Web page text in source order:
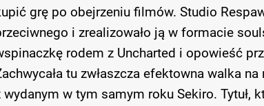
grę po obejrzeniu filmów. Studio
i zrealizowało ją w formacie
rodem z Uncharted i opowieść
tu zwłaszcza efektowna walka
wydanym w tym samym roku Sekiro. Tytuł,